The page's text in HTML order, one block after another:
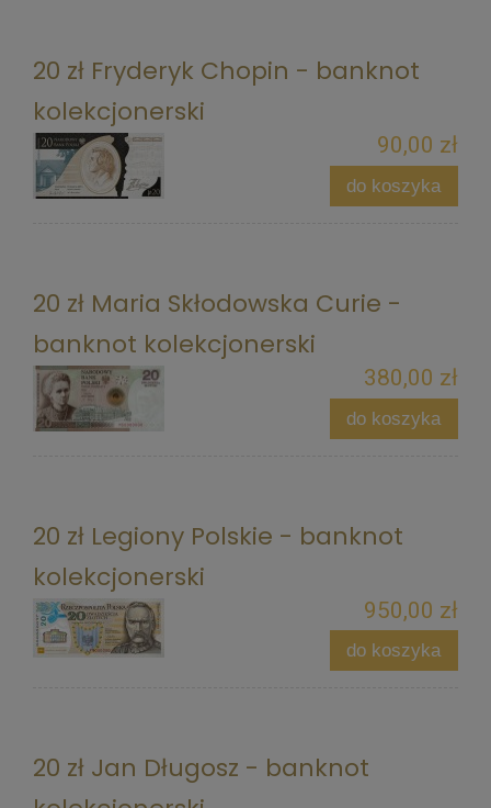
20 zł Fryderyk Chopin - banknot
kolekcjonerski
90,00 zł
do koszyka
20 zł Maria Skłodowska Curie -
banknot kolekcjonerski
380,00 zł
do koszyka
20 zł Legiony Polskie - banknot
kolekcjonerski
950,00 zł
do koszyka
20 zł Jan Długosz - banknot